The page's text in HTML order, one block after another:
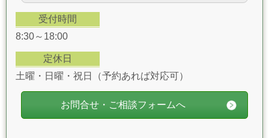
受付時間
8:30～18:00
定休日
土曜・日曜・祝日（予約あれば対応可）
お問合せ・ご相談フォームへ